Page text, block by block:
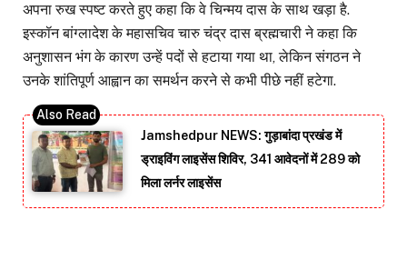
अपना रुख स्पष्ट करते हुए कहा कि वे चिन्मय दास के साथ खड़ा है.
इस्कॉन बांग्लादेश के महासचिव चारु चंद्र दास ब्रह्मचारी ने कहा कि
अनुशासन भंग के कारण उन्हें पदों से हटाया गया था, लेकिन संगठन ने
उनके शांतिपूर्ण आह्वान का समर्थन करने से कभी पीछे नहीं हटेगा.
Jamshedpur NEWS: गुड़ाबांदा प्रखंड में
ड्राइविंग लाइसेंस शिविर, 341 आवेदनों में 289 को
मिला लर्नर लाइसेंस